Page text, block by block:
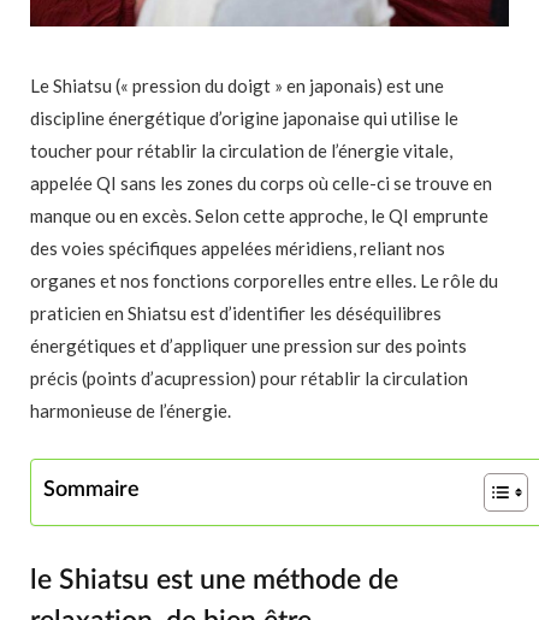
Le Shiatsu (« pression du doigt » en japonais) est une
discipline énergétique d’origine japonaise qui utilise le
toucher pour rétablir la circulation de l’énergie vitale,
appelée QI sans les zones du corps où celle-ci se trouve en
manque ou en excès. Selon cette approche, le QI emprunte
des voies spécifiques appelées méridiens, reliant nos
organes et nos fonctions corporelles entre elles. Le rôle du
praticien en Shiatsu est d’identifier les déséquilibres
énergétiques et d’appliquer une pression sur des points
précis (points d’acupression) pour rétablir la circulation
harmonieuse de l’énergie.
Sommaire
le Shiatsu est une méthode de